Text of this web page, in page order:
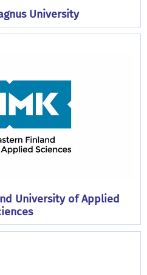
University
University of Applied